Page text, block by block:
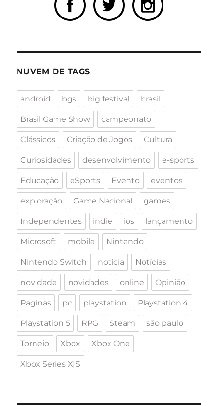
NUVEM DE TAGS
android bgs big festival brasil
Brasil Game Show campeonato
Clássicos Criação de Jogos Cultura
Curiosidades desenvolvimento e-sports
Educação eSports Evento eventos
exploração Game Nacional games
Independentes indie ios lançamento
Microsoft mobile Nintendo
Nintendo Switch notícia Notícias
novidade novidades online Opinião
Paginas pc playstation Playstation 4
Playstation 5 RPG Steam são paulo
Torneio Xbox Xbox One
Xbox Series X|S